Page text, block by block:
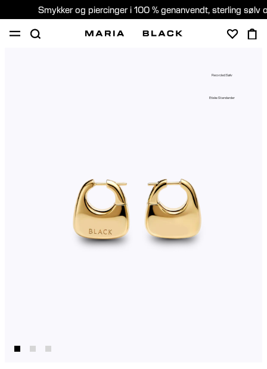
Smykker og piercinger i 100 % genanvendt, sterling sølv
Recycled Sølv
Etiske Standarder